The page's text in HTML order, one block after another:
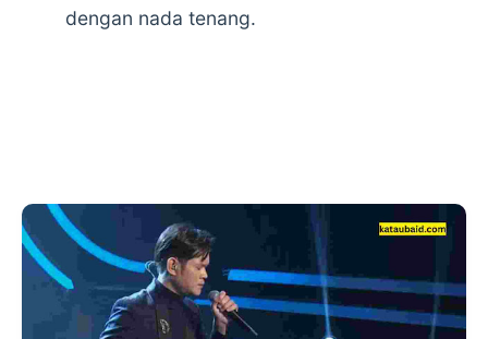
dengan nada tenang.